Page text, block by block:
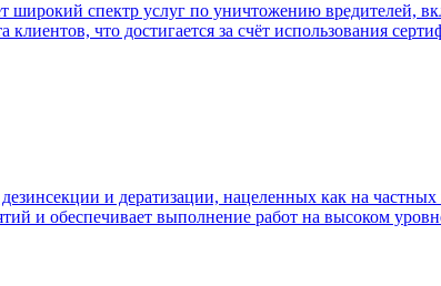
спектр услуг по уничтожению вредителей,
что достигается за счёт использования
и дератизации, нацеленных как на частных
и обеспечивает выполнение работ на высоком